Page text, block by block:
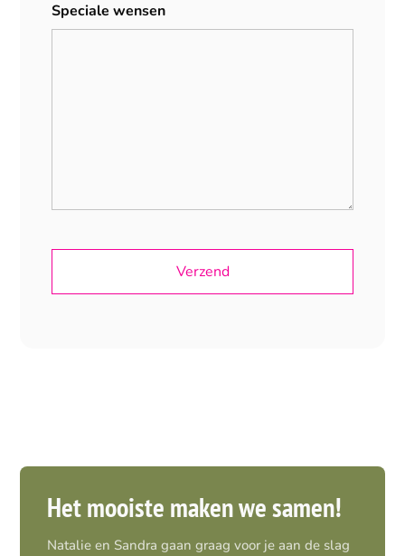
Speciale wensen
Het mooiste maken we samen!
Natalie en Sandra gaan graag voor je aan de slag